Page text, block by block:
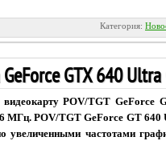
Категория:
GTX 640
видеокарту POV/TGT
МГц. POV/TGT GeForce GT
увеличенными частотами